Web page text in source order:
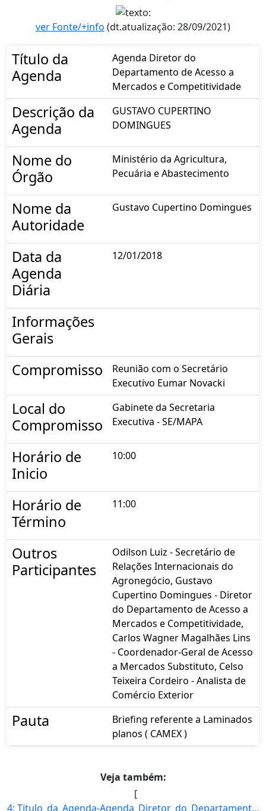
ver Fonte/+info (dt.atualização: 28/09/2021)
Título da
Agenda
Agenda Diretor do
Departamento de Acesso a
Mercados e Competitividade
Descrição da
Agenda
GUSTAVO CUPERTINO
DOMINGUES
Nome do
Órgão
Ministério da Agricultura,
Pecuária e Abastecimento
Nome da
Autoridade
Gustavo Cupertino Domingues
Data da
Agenda
Diária
12/01/2018
Informações
Gerais
Compromisso
Reunião com o Secretário
Executivo Eumar Novacki
Local do
Compromisso
Gabinete da Secretaria
Executiva - SE/MAPA
Horário de
Inicio
10:00
Horário de
Término
11:00
Outros
Participantes
Odilson Luiz - Secretário de
Relações Internacionais do
Agronegócio, Gustavo
Cupertino Domingues - Diretor
do Departamento de Acesso a
Mercados e Competitividade,
Carlos Wagner Magalhães Lins
- Coordenador-Geral de Acesso
a Mercados Substituto, Celso
Teixeira Cordeiro - Analista de
Comércio Exterior
Pauta
Briefing referente a Laminados
planos ( CAMEX )
Veja também:
[
4: Titulo_da_Agenda-Agenda_Diretor_do_Departamento_de_Acesso_a_Mercados_e_Competitividade-Descricao_da_]